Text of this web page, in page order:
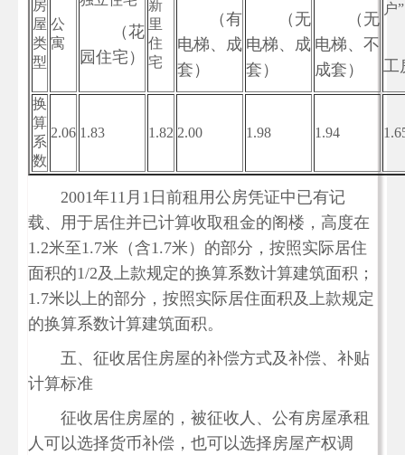
房
屋
类
型
公
寓
（花
园住宅）
新
里
住
宅
（有
电梯、成
套）
（无
电梯、成
套）
（无
电梯、不
成套）
户”
工
换
算
系
数
2.06 1.83 1.82 2.00 1.98 1.94
2001年11月1日前租用公房凭证中已有记
载、用于居住并已计算收取租金的阁楼，高度在
1.2米至1.7米（含1.7米）的部分，按照实际居住
面积的1/2及上款规定的换算系数计算建筑面积；
1.7米以上的部分，按照实际居住面积及上款规定
的换算系数计算建筑面积。
五、征收居住房屋的补偿方式及补偿、补贴
计算标准
征收居住房屋的，被征收人、公有房屋承租
人可以选择货币补偿，也可以选择房屋产权调